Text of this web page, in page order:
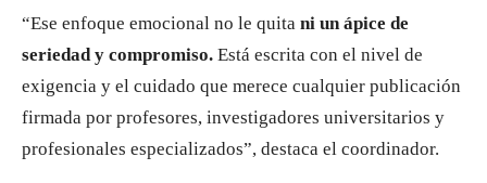
“Ese enfoque emocional no le quita ni un ápice de
seriedad y compromiso. Está escrita con el nivel de
exigencia y el cuidado que merece cualquier publicación
firmada por profesores, investigadores universitarios y
profesionales especializados”, destaca el coordinador.